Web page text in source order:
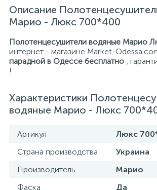
Описание
Марио - Люкс 700*400
Полотенцесушители водяные Марио
интернет - магазине Market-
парадной в Одессе бесплатно ,
!
Характеристики
водяные Марио - Люкс
Артикул
Люкс
Страна производства
Украина
Производитель
Марио
Фаска
Да